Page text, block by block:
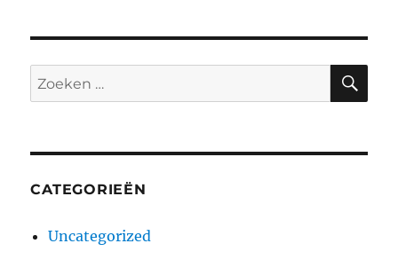
Zoeken
naar:
CATEGORIEËN
Uncategorized